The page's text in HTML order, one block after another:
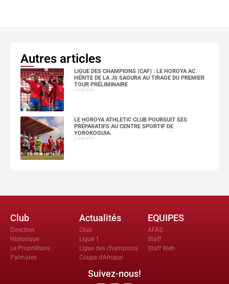
Autres articles
LIGUE DES CHAMPIONS (CAF) : LE HOROYA AC
HÉRITE DE LA JS SAOURA AU TIRAGE DU PREMIER
TOUR PRÉLIMINAIRE
6 août 2026
LE HOROYA ATHLETIC CLUB POURSUIT SES
PRÉPARATIFS AU CENTRE SPORTIF DE
YOROKOGUIA.
6 août 2026
Club
Direction
Historique
Le Propriètaire
Palmares
Actualités
Club
Ligue 1
Ligue des champions
Coupe d'Afrique
EQUIPES
AFAS
Staff
Staff Web
Suivez-nous!